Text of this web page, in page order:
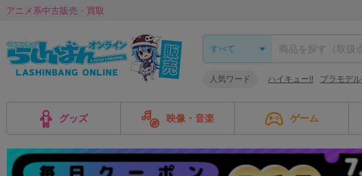
アニメ系中古販売・買取
人気ワード ハイキュー!! プラモデル
グッズ 映像・音楽 ゲーム